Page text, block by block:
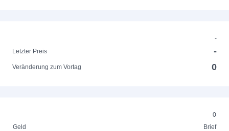
-
Letzter Preis
-
Veränderung zum Vortag 0
0
Geld
Brief